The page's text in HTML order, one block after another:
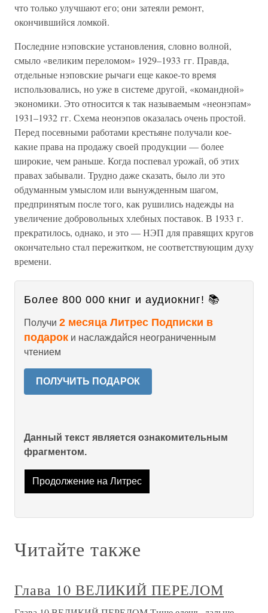
что только улучшают его; они затеяли ремонт,
окончившийся ломкой.
Последние нэповские установления, словно волной,
смыло «великим переломом» 1929–1933 гг. Правда,
отдельные нэповские рычаги еще какое-то время
использовались, но уже в системе другой, «командной»
экономики. Это относится к так называемым «неонэпам»
1931–1932 гг. Схема неонэпов оказалась очень простой.
Перед посевными работами крестьяне получали кое-
какие права на продажу своей продукции — более
широкие, чем раньше. Когда поспевал урожай, об этих
правах забывали. Трудно даже сказать, было ли это
обдуманным умыслом или вынужденным шагом,
предпринятым после того, как рушились надежды на
увеличение добровольных хлебных поставок. В 1933 г.
прекратилось, однако, и это — НЭП для правящих кругов
окончательно стал пережитком, не соответствующим духу
времени.
Более 800 000 книг и аудиокниг! 📚
Получи 2 месяца Литрес Подписки в
подарок и наслаждайся неограниченным
чтением
ПОЛУЧИТЬ ПОДАРОК
Данный текст является ознакомительным
фрагментом.
Продолжение на Литрес
Читайте также
Глава 10 ВЕЛИКИЙ ПЕРЕЛОМ